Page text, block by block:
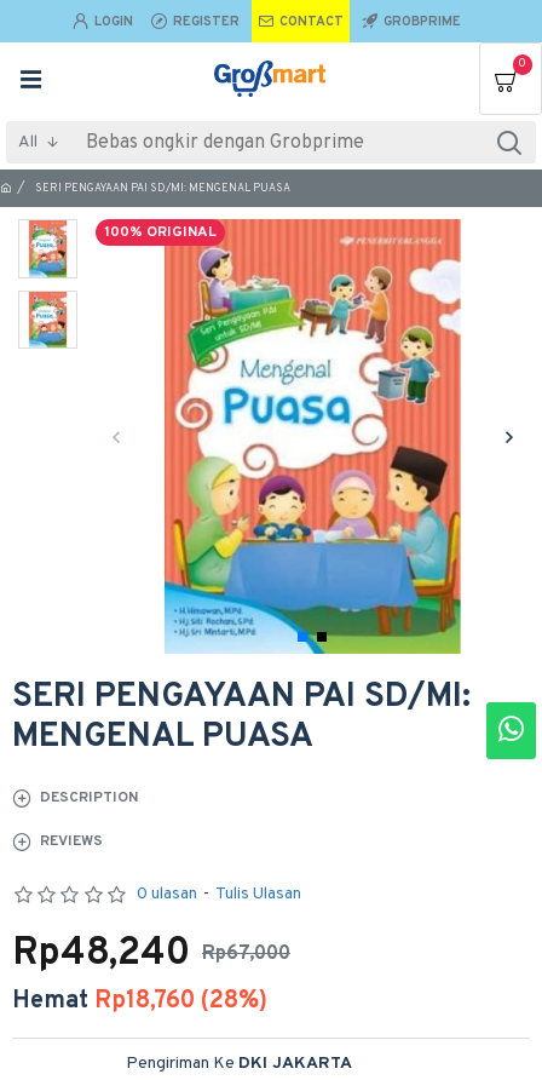
LOGIN REGISTER CONTACT GROBPRIME
0
All
SERI PENGAYAAN PAI SD/MI: MENGENAL PUASA
100% ORIGINAL
SERI PENGAYAAN PAI SD/MI:
MENGENAL PUASA
DESCRIPTION
REVIEWS
0 ulasan - Tulis Ulasan
Rp67,000
Rp48,240
Hemat Rp18,760 (28%)
Pengiriman Ke DKI JAKARTA